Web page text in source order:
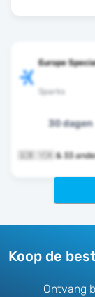
Europe
Sparks
30 dagen
🇬🇧 🇻🇦 & 33
Koop de
Ontvang